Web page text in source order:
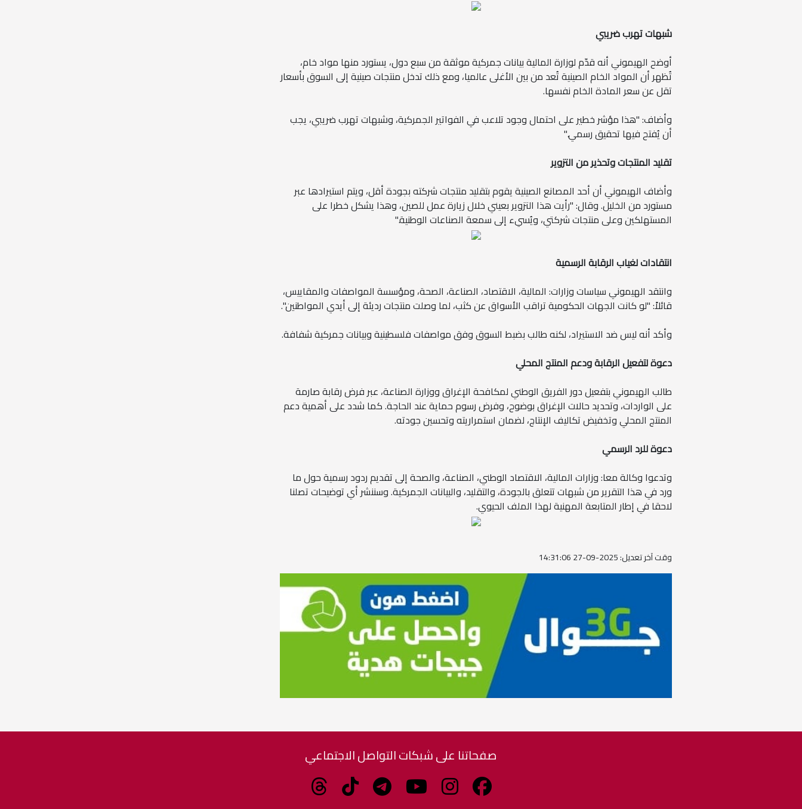
شبهات تهرب ضريبي
أوضح الهيموني أنه قدّم لوزارة المالية بيانات جمركية موثقة من سبع دول، يستورد منها مواد خام،
تُظهر أن المواد الخام الصينية تُعد من بين الأغلى عالميا، ومع ذلك تدخل منتجات صينية إلى السوق بأسعار
تقل عن سعر المادة الخام نفسها.
وأضاف: "هذا مؤشر خطير على احتمال وجود تلاعب في الفواتير الجمركية، وشبهات تهرب ضريبي، يجب
أن يُفتح فيها تحقيق رسمي."
تقليد المنتجات وتحذير من التزوير
وأضاف الهيموني أن أحد المصانع الصينية يقوم بتقليد منتجات شركته بجودة أقل، ويتم استيرادها عبر
مستورد من الخليل. وقال: "رأيت هذا التزوير بعيني خلال زيارة عمل للصين، وهذا يشكل خطرا على
المستهلكين وعلى منتجات شركتي، ويُسيء إلى سمعة الصناعات الوطنية."
انتقادات لغياب الرقابة الرسمية
وانتقد الهيموني سياسات وزارات: المالية، الاقتصاد، الصناعة، الصحة، ومؤسسة المواصفات والمقاييس،
قائلاً: "لو كانت الجهات الحكومية تراقب الأسواق عن كثب، لما وصلت منتجات رديئة إلى أيدي المواطنين".
وأكد أنه ليس ضد الاستيراد، لكنه طالب بضبط السوق وفق مواصفات فلسطينية وبيانات جمركية شفافة.
دعوة لتفعيل الرقابة ودعم المنتج المحلي
طالب الهيموني بتفعيل دور الفريق الوطني لمكافحة الإغراق ووزارة الصناعة، عبر فرض رقابة صارمة
على الواردات، وتحديد حالات الإغراق بوضوح، وفرض رسوم حماية عند الحاجة. كما شدد على أهمية دعم
المنتج المحلي وتخفيض تكاليف الإنتاج، لضمان استمراريته وتحسين جودته.
دعوة للرد الرسمي
وتدعوا وكالة معا: وزارات المالية، الاقتصاد الوطني، الصناعة، والصحة إلى تقديم ردود رسمية حول ما
ورد في هذا التقرير من شبهات تتعلق بالجودة، والتقليد، والبيانات الجمركية. وسننشر أي توضيحات تصلنا
لاحقا في إطار المتابعة المهنية لهذا الملف الحيوي.
وقت آخر تعديل: 2025-09-27 14:31:06
صفحاتنا على شبكات التواصل الاجتماعي